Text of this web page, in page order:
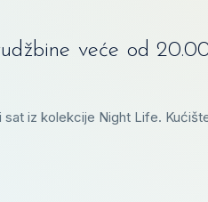
veće od
iz kolekcije Night Life.